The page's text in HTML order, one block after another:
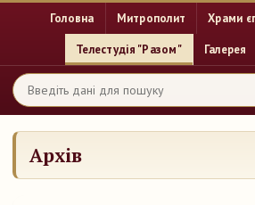
Головна Митрополит Храми
Телестудія "Разом" Галерея
Архів